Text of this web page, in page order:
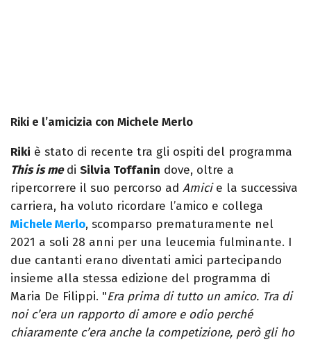
Riki e l’amicizia con Michele Merlo
Riki è stato di recente tra gli ospiti del programma
This is medi Silvia Toffanin dove, oltre a
ripercorrere il suo percorso ad Amicie la successiva
carriera, ha voluto ricordare l’amico e collega
Michele Merlo, scomparso prematuramente nel
2021 a soli 28 anni per una leucemia fulminante. I
due cantanti erano diventati amici partecipando
insieme alla stessa edizione del programma di
Maria De Filippi. "Era prima di tutto un amico. Tra di
noi c’era un rapporto di amore e odio perché
chiaramente c’era anche la competizione, però gli ho